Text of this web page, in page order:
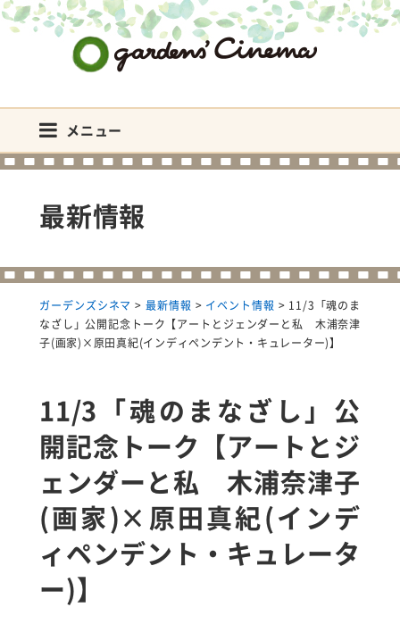
メニュー
最新情報
ガーデンズシネマ > 最新情報 > イベント情報 > 11/3「魂のま
なざし」公開記念トーク【アートとジェンダーと私 木浦奈津
子(画家)×原田真紀(インディペンデント・キュレーター)】
11/3「魂のまなざし」公
開記念トーク【アートとジ
ェンダーと私 木浦奈津子
(画家)×原田真紀(インデ
ィペンデント・キュレータ
ー)】